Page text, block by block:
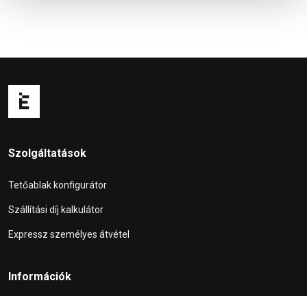
Szolgáltatások
Tetőablak konfigurátor
Szállítási díj kalkulátor
Expressz személyes átvétel
Információk